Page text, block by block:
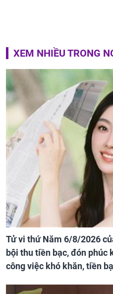
XEM NHIỀU TRONG
Tử vi thứ Năm 6/8/2026
bội thu tiền bạc, đón phúc
công việc khó khăn, tiền